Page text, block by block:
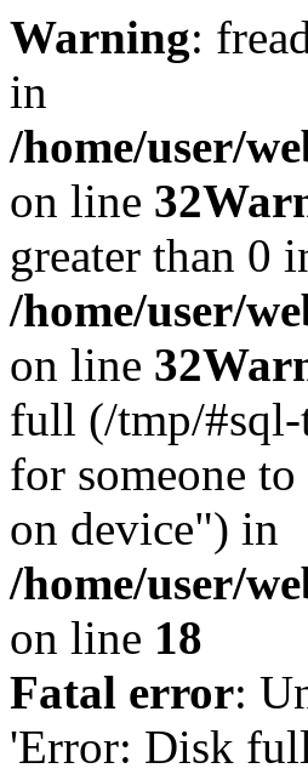
Warning:
in
/home/user/
on line 32
greater than 0
/home/user/
on line 32
full (/tmp/
for someone
on device") in
/home/user/
on line 18
Fatal error:
'Error: Disk